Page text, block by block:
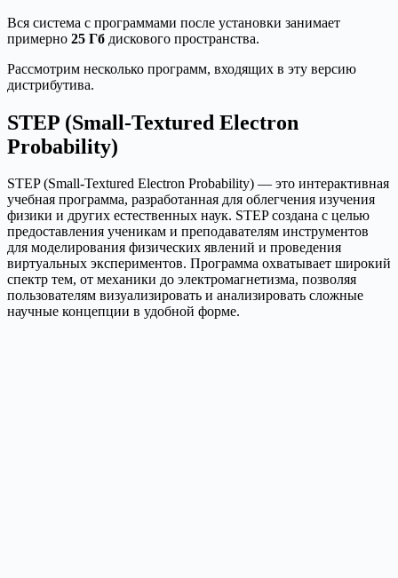
Вся система с программами после установки занимает
примерно 25 Гб дискового пространства.
Рассмотрим несколько программ, входящих в эту версию
дистрибутива.
STEP (Small-Textured Electron
Probability)
STEP (Small-Textured Electron Probability) — это интерактивная
учебная программа, разработанная для облегчения изучения
физики и других естественных наук. STEP создана с целью
предоставления ученикам и преподавателям инструментов
для моделирования физических явлений и проведения
виртуальных экспериментов. Программа охватывает широкий
спектр тем, от механики до электромагнетизма, позволяя
пользователям визуализировать и анализировать сложные
научные концепции в удобной форме.